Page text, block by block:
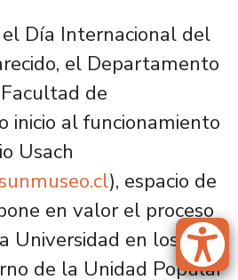
el Día Internacional del
el Departamento
de
inicio al funcionamiento
Usach
), espacio de
en valor el proceso
Universidad en los años
de la Unidad Popular